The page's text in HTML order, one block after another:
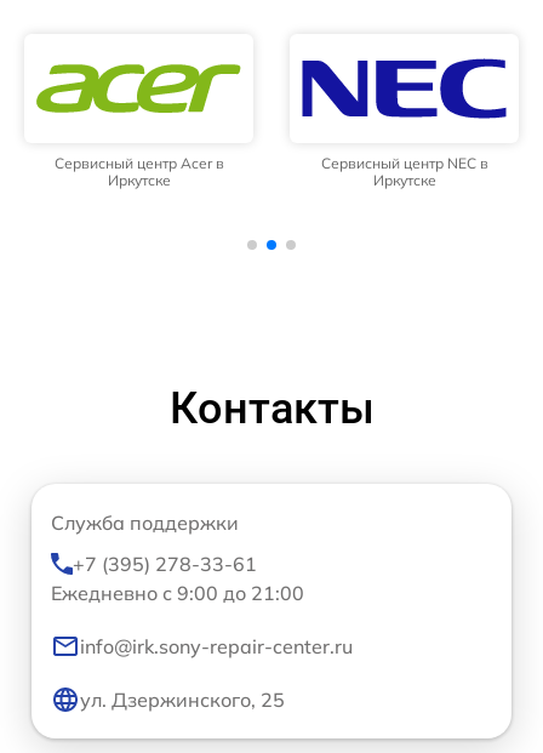
Сервисный центр Acer в
Иркутске
Сервисный центр NEC в
Иркутске
Контакты
Служба поддержки
+7 (395) 278-33-61
Ежедневно с 9:00 до 21:00
info@irk.sony-repair-center.ru
ул. Дзержинского, 25